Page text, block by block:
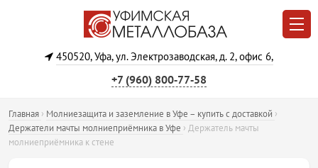
450520, Уфа, ул. Электрозаводская, д. 2, офис 6,
+7 (960) 800‐77‐58
Главная › Молниезащита и заземление в Уфе – купить с доставкой ›
Держатели мачты молниеприёмника в Уфе › Держатель мачты
молниеприёмника к стене